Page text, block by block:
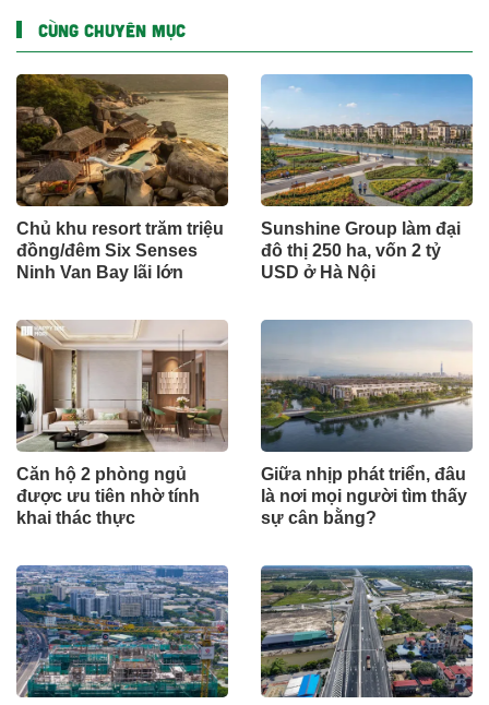
CÙNG CHUYÊN MỤC
Chủ khu resort trăm triệu
đồng/đêm Six Senses
Ninh Van Bay lãi lớn
Sunshine Group làm đại
đô thị 250 ha, vốn 2 tỷ
USD ở Hà Nội
Căn hộ 2 phòng ngủ
được ưu tiên nhờ tính
khai thác thực
Giữa nhịp phát triển, đâu
là nơi mọi người tìm thấy
sự cân bằng?